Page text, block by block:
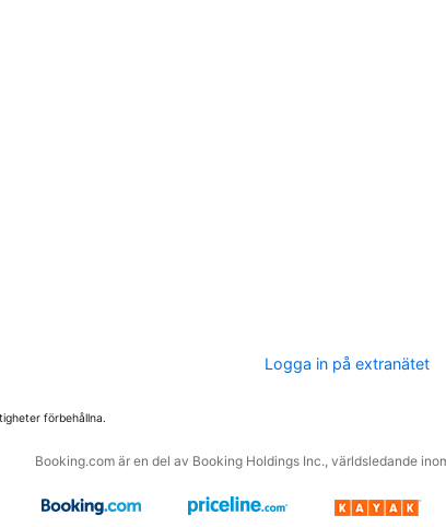
Logga in på extranätet
förbehållna.
Booking.com är en del av Booking Holdings Inc., världsledande